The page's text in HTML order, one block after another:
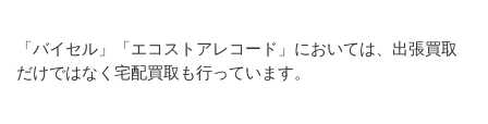
「バイセル」「エコストアレコード」においては、出張買取
だけではなく宅配買取も行っています。